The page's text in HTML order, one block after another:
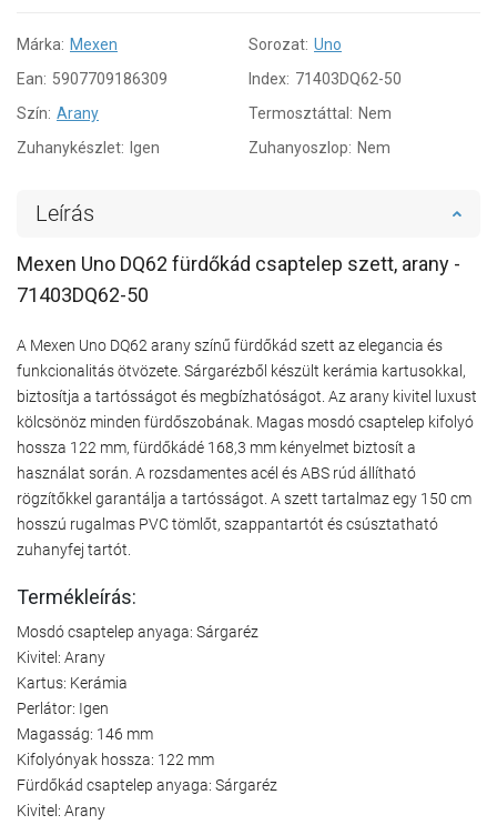
Márka: Mexen Sorozat: Uno
Ean: 5907709186309 Index: 71403DQ62-50
Szín: Arany Termosztáttal: Nem
Zuhanykészlet: Igen Zuhanyoszlop: Nem
Leírás
Mexen Uno DQ62 fürdőkád csaptelep szett, arany -
71403DQ62-50
A Mexen Uno DQ62 arany színű fürdőkád szett az elegancia és
funkcionalitás ötvözete. Sárgarézből készült kerámia kartusokkal,
biztosítja a tartósságot és megbízhatóságot. Az arany kivitel luxust
kölcsönöz minden fürdőszobának. Magas mosdó csaptelep kifolyó
hossza 122 mm, fürdőkádé 168,3 mm kényelmet biztosít a
használat során. A rozsdamentes acél és ABS rúd állítható
rögzítőkkel garantálja a tartósságot. A szett tartalmaz egy 150 cm
hosszú rugalmas PVC tömlőt, szappantartót és csúsztatható
zuhanyfej tartót.
Termékleírás:
Mosdó csaptelep anyaga: Sárgaréz
Kivitel: Arany
Kartus: Kerámia
Perlátor: Igen
Magasság: 146 mm
Kifolyónyak hossza: 122 mm
Fürdőkád csaptelep anyaga: Sárgaréz
Kivitel: Arany